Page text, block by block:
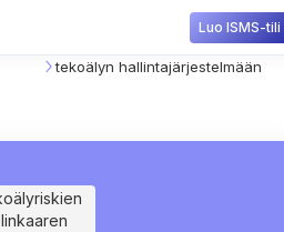
Luo ISMS-tili
Ylimmän johdon sitoutuminen
tekoälyn hallintajärjestelmään